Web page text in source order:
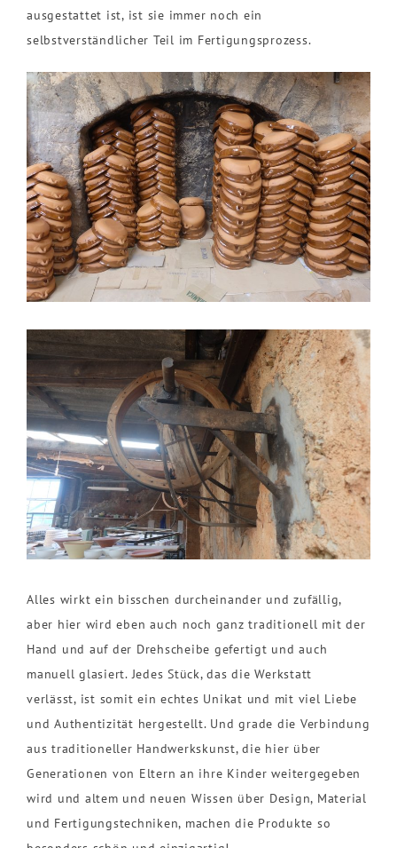
ausgestattet ist, ist sie immer noch ein
selbstverständlicher Teil im Fertigungsprozess.
Alles wirkt ein bisschen durcheinander und zufällig,
aber hier wird eben auch noch ganz traditionell mit der
Hand und auf der Drehscheibe gefertigt und auch
manuell glasiert. Jedes Stück, das die Werkstatt
verlässt, ist somit ein echtes Unikat und mit viel Liebe
und Authentizität hergestellt. Und grade die Verbindung
aus traditioneller Handwerkskunst, die hier über
Generationen von Eltern an ihre Kinder weitergegeben
wird und altem und neuen Wissen über Design, Material
und Fertigungstechniken, machen die Produkte so